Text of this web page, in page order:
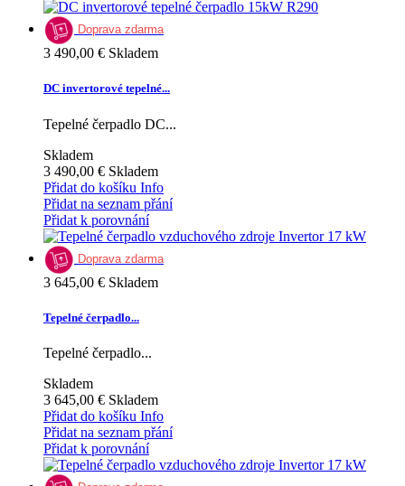
Doprava zdarma
3 490,00 € Skladem
DC invertorové tepelné...
Tepelné čerpadlo DC...
Skladem
3 490,00 € Skladem
Přidat do košíku Info
Přidat na seznam přání
Přidat k porovnání
Doprava zdarma
3 645,00 € Skladem
Tepelné čerpadlo...
Tepelné čerpadlo...
Skladem
3 645,00 € Skladem
Přidat do košíku Info
Přidat na seznam přání
Přidat k porovnání